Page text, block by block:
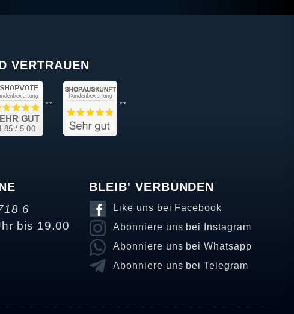
VERTRAUEN
** **
6
bis 19.00
BLEIB' VERBUNDEN
Like uns bei Facebook
Abonniere uns bei Instagram
Abonniere uns bei Whatsapp
Abonniere uns bei Telegram